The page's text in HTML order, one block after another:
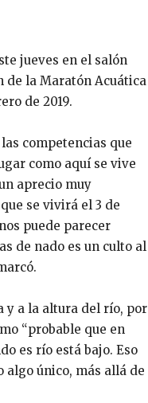
jueves en el salón
de la Maratón Acuática
de 2019.
competencias que
como aquí se vive
aprecio muy
se vivirá el 3 de
puede parecer
de nado es un culto al
y a la altura del río, por
“probable que en
es río está bajo. Eso
único, más allá de